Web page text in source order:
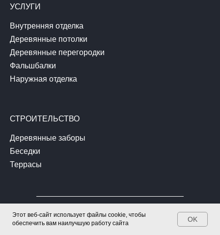
Этот веб-сайт использует файлы cookie, чтобы
обеспечить вам наилучшую работу сайта
OK
Деревянные потолки
Внутренняя отделка
Наружная отделка
Деревянные перегородки
Деревянные заборы
Фальшбалки
Беседки
Террасы
Политика конфиденциальности
УСЛУГИ
СТРОИТЕЛЬСТВО